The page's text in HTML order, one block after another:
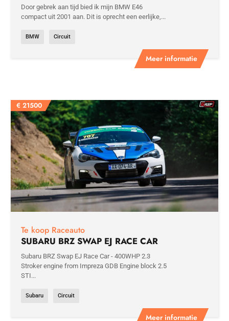
Meer informatie
Door gebrek aan tijd bied ik mijn BMW E46
compact uit 2001 aan. Dit is oprecht een eerlijke,...
BMW Circuit
€ 21500
Meer informatie
Te koop Raceauto
SUBARU BRZ SWAP EJ RACE CAR
Subaru BRZ Swap EJ Race Car - 400WHP 2.3
Stroker engine from Impreza GDB Engine block 2.5
STI...
Subaru Circuit